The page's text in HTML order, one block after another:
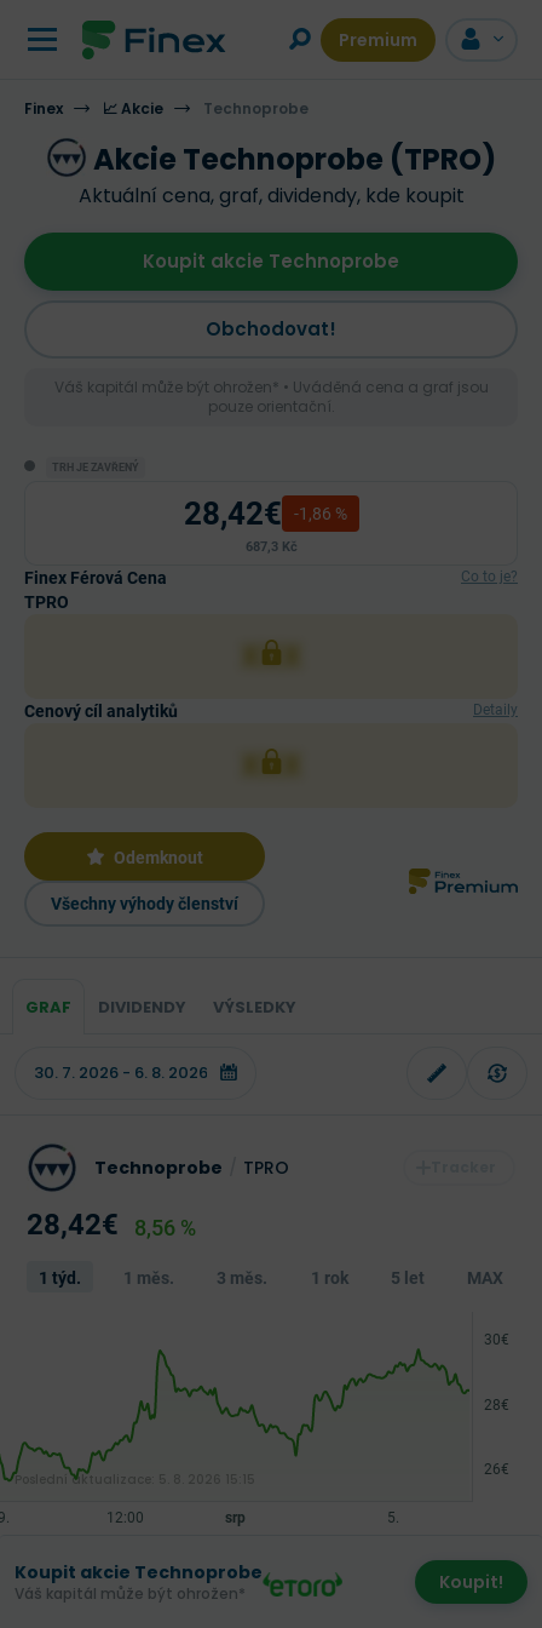
Premium
Finex 📈 Akcie Technoprobe
Akcie Technoprobe (TPRO)
Aktuální cena, graf, dividendy, kde koupit
Obchodovat!
Koupit akcie Technoprobe
Váš kapitál může být ohrožen* • Uváděná cena a graf jsou
pouze orientační.
TRH JE ZAVŘENÝ
28,42€ -1,86 %
687,3 Kč
Finex Férová Cena
TPRO
Co to je?
XXX
Cenový cíl analytiků Detaily
XXX
Odemknout
Všechny výhody členství
GRAF DIVIDENDY VÝSLEDKY
Technoprobe TPRO
28,42€ 8,56 %
1 týd. 1 měs. 3 měs. 1 rok 5 let MAX
Koupit akcie Technoprobe
Váš kapitál může být ohrožen* Koupit!
Poslední aktualizace: